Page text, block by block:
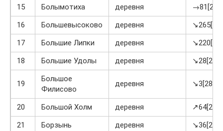
15
Болымотиха деревня
→81[28]
16
Большевысоково деревня
↘265[28]
17
Большие Липки деревня
↘220[28]
18
Большие Удолы деревня ↘28[28]
19
Большое
Филисово
деревня ↘3[28]
20 Большой Холм деревня
↗64[28]
21
Борзынь деревня
↘36[28]